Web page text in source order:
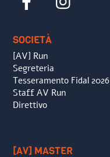
SOCIETÀ
[AV] Run
Segreteria
Tesseramento Fidal 2026
Staff AV Run
Direttivo
[AV] MASTER